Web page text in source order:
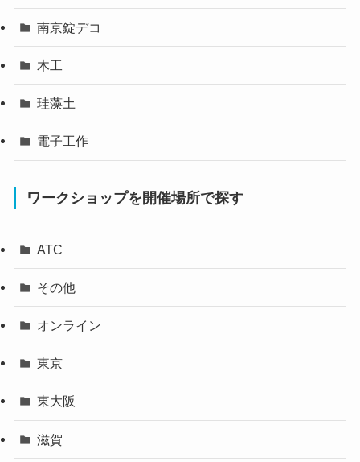
南京錠デコ
木工
珪藻土
電子工作
ワークショップを開催場所で探す
ATC
その他
オンライン
東京
東大阪
滋賀